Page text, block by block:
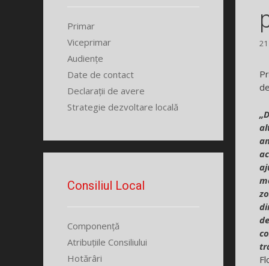
Primar
Viceprimar
Audiențe
Date de contact
Declarații de avere
Strategie dezvoltare locală
Consiliul Local
Componență
Atribuțiile Consiliului
Hotărâri